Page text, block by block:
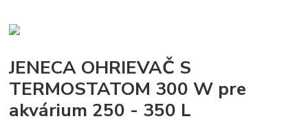
JENECA OHRIEVAČ S
TERMOSTATOM 300 W pre
akvárium 250 - 350 L